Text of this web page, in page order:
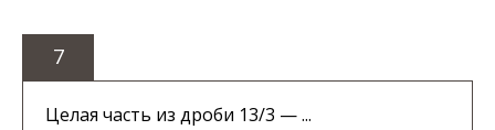
7
Целая часть из дроби 13/3 — ...